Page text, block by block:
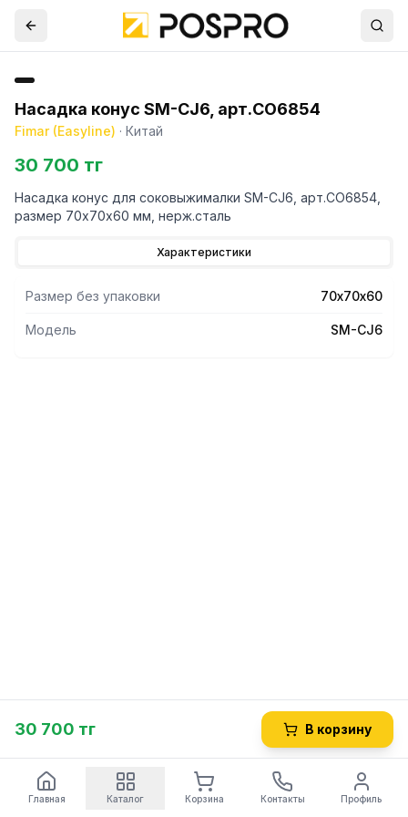
Насадка конус SM-CJ6, арт.CO6854
Fimar (Easyline) · Китай
30 700 тг
Насадка конус для соковыжималки SM-CJ6, арт.CO6854,
размер 70х70х60 мм, нерж.сталь
Характеристики
Размер без упаковки 70х70х60
Модель SM-CJ6
30 700 тг В корзину
Главная Каталог Корзина Контакты Профиль